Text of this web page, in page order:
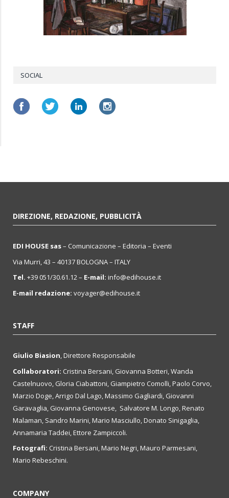
SOCIAL
DIREZIONE, REDAZIONE, PUBBLICITÀ
EDI HOUSE sas– Comunicazione – Editoria – Eventi
Via Murri, 43 – 40137 BOLOGNA – ITALY
Tel. +39 051/30.61.12 – E-mail: info@edihouse.it
E-mail redazione: voyager@edihouse.it
STAFF
Giulio Biasion, Direttore Responsabile
Collaboratori: Cristina Bersani, Giovanna Botteri, Wanda
Castelnuovo, Gloria Ciabattoni, Giampietro Comolli, Paolo Corvo,
Marzio Doge, Arrigo Dal Lago, Massimo Gagliardi, Giovanni
Garavaglia, Giovanna Genovese, Salvatore M. Longo, Renato
Malaman, Sandro Marini, Mario Masciullo, Donato Sinigaglia,
Annamaria Taddei, Ettore Zampiccoli.
Fotografi: Cristina Bersani, Mario Negri, Mauro Parmesani,
Mario Rebeschini.
COMPANY